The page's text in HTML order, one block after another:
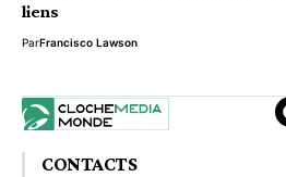
liens
ParFrancisco Lawson
CONTACTS